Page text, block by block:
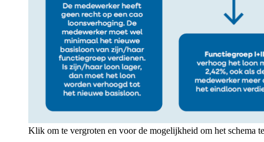
Klik om te vergroten en voor de mogelijkheid om het schema